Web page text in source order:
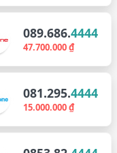
089.686.4444
47.700.000 ₫
081.295.4444
15.000.000 ₫